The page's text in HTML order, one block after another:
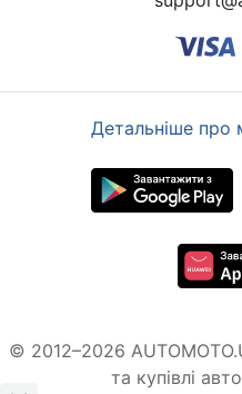
Детальніше про
© 2012–2026
та купівлі